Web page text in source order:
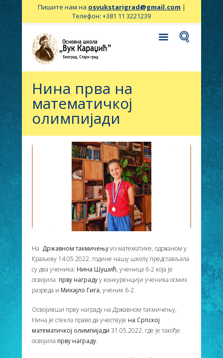
Пишите нам на osvukstarigrad@gmail.com |
Телефон: +381 11 3221239
Нина прва на
математичкој
олимпијади
На Државном такмичењу из математике, одржаном у
Краљеву 14.05.2022. године нашу школу представљала
су два ученика: Нина Шушић, ученица 6-2 која је
освојила прву наградуу конкуренцији ученика осмих
разреда и Михајло Гига, ученик 6-2.
Освојивши прву награду на Државном такмичењу,
Нина је стекла право да учествује на Српској
математичкој олимпијади 31.05.2022. где је такође
освојила прву награду.